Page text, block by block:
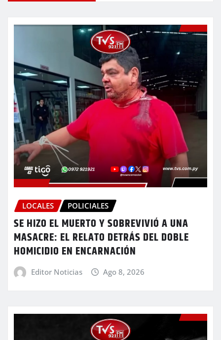
LOCALES POLICIALES
SE HIZO EL MUERTO Y SOBREVIVIÓ A UNA
MASACRE: EL RELATO DETRÁS DEL DOBLE
HOMICIDIO EN ENCARNACIÓN
Editor Noticias Ago 8, 2026